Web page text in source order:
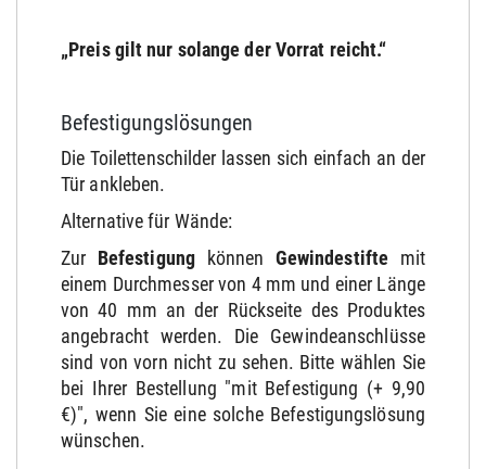
„Preis gilt nur solange der Vorrat reicht.“
Befestigungslösungen
Die Toilettenschilder lassen sich einfach an der
Tür ankleben.
Alternative für Wände:
Zur Befestigung können Gewindestifte mit
einem Durchmesser von 4 mm und einer Länge
von 40 mm an der Rückseite des Produktes
angebracht werden. Die Gewindeanschlüsse
sind von vorn nicht zu sehen. Bitte wählen Sie
bei Ihrer Bestellung "mit Befestigung (+ 9,90
€)", wenn Sie eine solche Befestigungslösung
wünschen.